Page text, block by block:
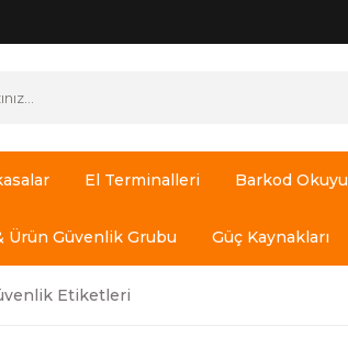
El Terminalleri Barkod
Ürün Güvenlik Grubu Güç Kaynakları
Etiketleri